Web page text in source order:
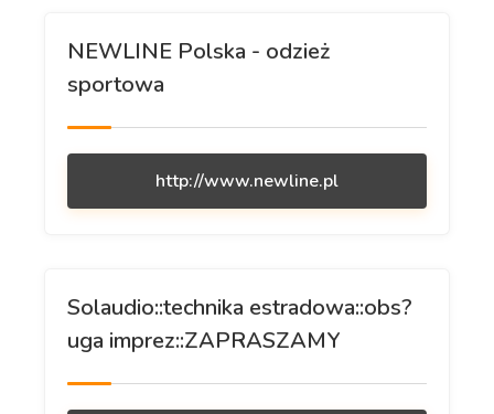
NEWLINE Polska - odzież
sportowa
http://www.newline.pl
Solaudio::technika estradowa::obs?
uga imprez::ZAPRASZAMY